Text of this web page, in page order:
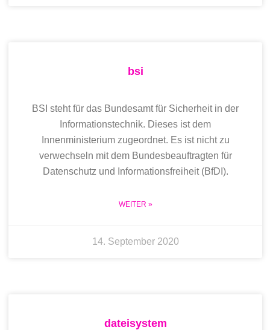
bsi
BSI steht für das Bundesamt für Sicherheit in der
Informationstechnik. Dieses ist dem
Innenministerium zugeordnet. Es ist nicht zu
verwechseln mit dem Bundesbeauftragten für
Datenschutz und Informationsfreiheit (BfDI).
WEITER »
14. September 2020
dateisystem